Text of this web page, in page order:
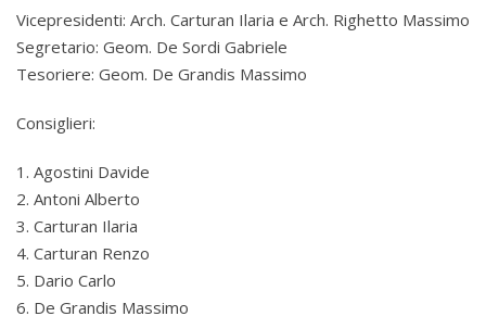
Vicepresidenti: Arch. Carturan Ilaria e Arch. Righetto Massimo
Segretario: Geom. De Sordi Gabriele
Tesoriere: Geom. De Grandis Massimo
Consiglieri:
1. Agostini Davide
2. Antoni Alberto
3. Carturan Ilaria
4. Carturan Renzo
5. Dario Carlo
6. De Grandis Massimo